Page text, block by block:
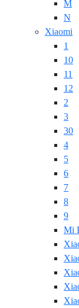
M
N
Xiaomi
1
10
11
12
2
3
30
4
5
6
7
8
9
Mi